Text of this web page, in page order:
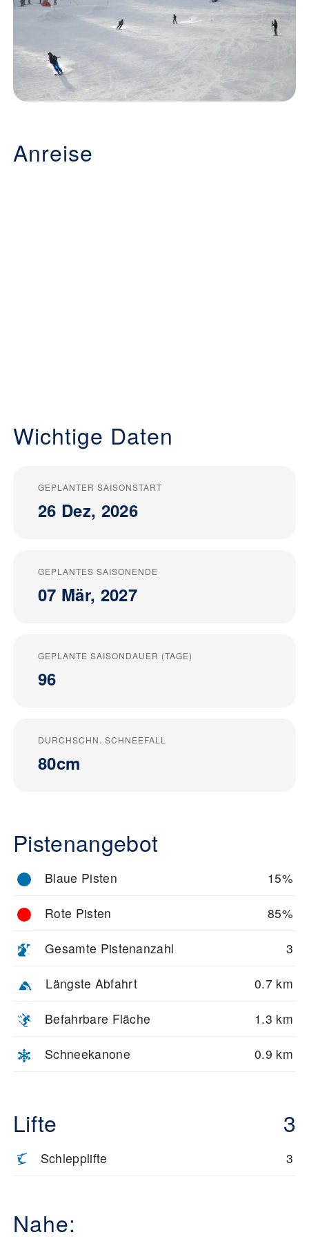
Anreise
Wichtige Daten
GEPLANTER SAISONSTART
26 Dez, 2026
GEPLANTES SAISONENDE
07 Mär, 2027
GEPLANTE SAISONDAUER (TAGE)
96
DURCHSCHN. SCHNEEFALL
80cm
Pistenangebot
Blaue Pisten 15%
Rote Pisten 85%
Gesamte Pistenanzahl 3
Längste Abfahrt 0.7 km
Befahrbare Fläche 1.3 km
Schneekanone 0.9 km
Lifte 3
Schlepplifte 3
Nahe: